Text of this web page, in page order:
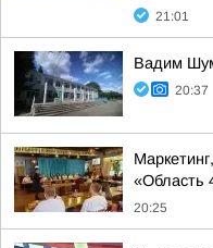
21:01
Вадим
20:37
«Область
20:25